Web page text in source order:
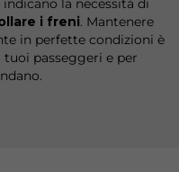
indicano la necessità di
i freni. Mantenere
in perfette condizioni è
passeggeri e per